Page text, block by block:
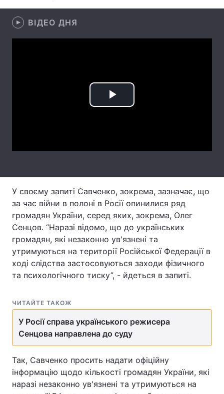
Цікавинки Погода
Екологія
Статті
Думки
Тема оформлення
ВІДЕО ДНЯ
Play
У своєму запиті Савченко, зокрема, зазначає, що
за час війни в полоні в Росії опинилися ряд
громадян України, серед яких, зокрема, Олег
Сенцов. “Наразі відомо, що до українських
громадян, які незаконно ув'язнені та
утримуються на території Російської Федерації в
ході слідства застосовуються заходи фізичного
та психологічного тиску”, - йдеться в запиті.
ЧИТАЙТЕ ТАКОЖ
У Росії справа українського режисера
Сенцова направлена до суду
Так, Савченко просить надати офіційну
інформацію щодо кількості громадян України, які
наразі незаконно ув'язнені та утримуються на